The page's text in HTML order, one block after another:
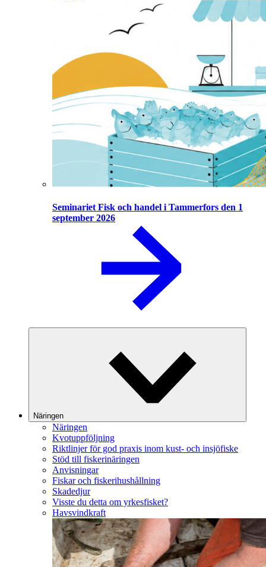
Seminariet Fisk och handel i Tammerfors den 1
september 2026
Näringen
Näringen
Kvotuppföljning
Riktlinjer för god praxis inom kust- och insjöfiske
Stöd till fiskerinäringen
Anvisningar
Fiskar och fiskerihushållning
Skadedjur
Visste du detta om yrkesfisket?
Havsvindkraft